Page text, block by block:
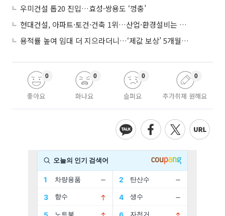
우미건설 톱20 진입…효성·쌍용도 ‘껑충’
현대건설, 아파트·토건·건축 1위…산업·환경설비는 삼성E&A
용적률 높여 임대 더 지으라더니…‘제값 보상’ 5개월째 국회에 발목
좋아요
0
화나요
0
슬퍼요
0
추가취재 원해요
0